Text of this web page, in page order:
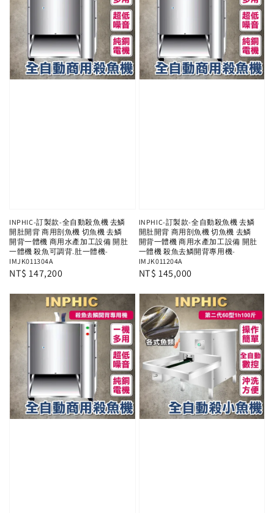
INPHIC-訂製款-全自動殺魚機 去鱗
開肚開背 商用剖魚機 切魚機 去鱗
開背一體機 商用水產加工設備 開肚
一體機 殺魚可調背.肚一體機-
IMJK011304A
Regular
NT$ 147,200
INPHIC-訂製款-全自動殺魚機 去鱗
開肚開背 商用剖魚機 切魚機 去鱗
開背一體機 商用水產加工設備 開肚
一體機 殺魚去鱗開背專用機-
IMJK011204A
Regular
NT$ 145,000